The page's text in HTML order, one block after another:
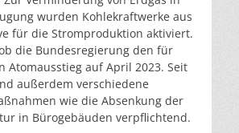
wurden Kohlekraftwerke aus
für die Stromproduktion aktiviert.
die Bundesregierung den für
Atomausstieg auf April 2023. Seit
außerdem verschiedene
wie die Absenkung der
in Bürogebäuden verpflichtend.